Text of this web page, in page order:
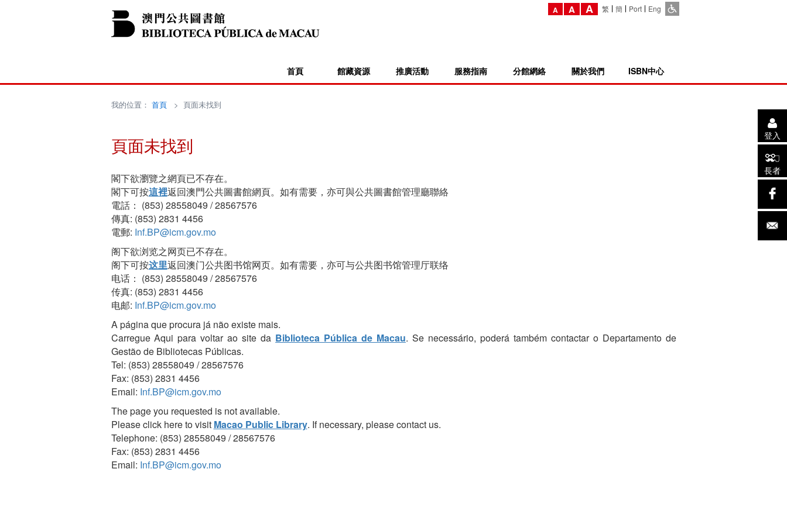
A A A 繁 簡 Port Eng
首頁 館藏資源 推廣活動 服務指南 分館網絡 關於我們 ISBN中心
登入
長者
我的位置： 首頁> 頁面未找到
頁面未找到
閣下欲瀏覽之網頁已不存在。
閣下可按這裡返回澳門公共圖書館網頁。如有需要，亦可與公共圖書館管理廳聯絡
電話： (853) 28558049 / 28567576
傳真: (853) 2831 4456
電郵: Inf.BP@icm.gov.mo
阁下欲浏览之网页已不存在。
阁下可按这里返回澳门公共图书馆网页。如有需要，亦可与公共图书馆管理厅联络
电话： (853) 28558049 / 28567576
传真: (853) 2831 4456
电邮: Inf.BP@icm.gov.mo
A página que procura já não existe mais.
Carregue Aqui para voltar ao site da Biblioteca Pública de Macau. Se necessário, poderá também contactar o Departamento de
Gestão de Bibliotecas Públicas.
Tel: (853) 28558049 / 28567576
Fax: (853) 2831 4456
Email: Inf.BP@icm.gov.mo
The page you requested is not available.
Please click here to visit Macao Public Library. If necessary, please contact us.
Telephone: (853) 28558049 / 28567576
Fax: (853) 2831 4456
Email: Inf.BP@icm.gov.mo